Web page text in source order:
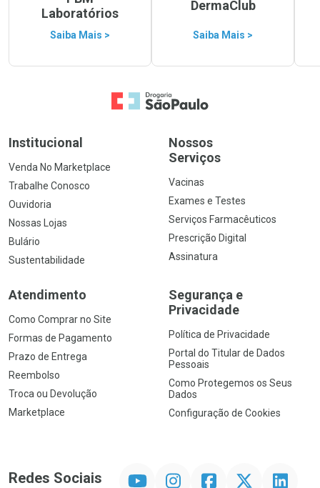
Laboratórios
Saiba Mais >
DermaClub
Saiba Mais >
Ir para a Home
Institucional
Venda No Marketplace
Trabalhe Conosco
Ouvidoria
Nossas Lojas
Bulário
Sustentabilidade
Nossos
Serviços
Vacinas
Exames e Testes
Serviços Farmacêuticos
Prescrição Digital
Assinatura
Atendimento
Como Comprar no Site
Formas de Pagamento
Prazo de Entrega
Reembolso
Troca ou Devolução
Marketplace
Segurança e
Privacidade
Política de Privacidade
Portal do Titular de Dados
Pessoais
Como Protegemos os Seus
Dados
Configuração de Cookies
Redes Sociais InstagramFacebookTwitter Linkedin